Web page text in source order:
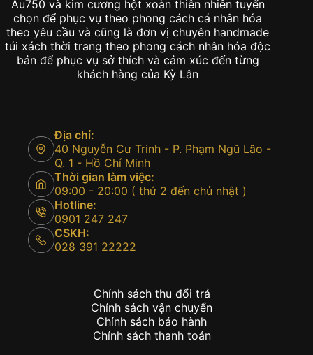
Au750 và kim cương hột xoàn thiên nhiên tuyển
chọn để phục vụ theo phong cách cá nhân hóa
theo yêu cầu và cũng là đơn vị chuyên handmade
túi xách thời trang theo phong cách nhân hóa độc
bản để phục vụ sở thích và cảm xúc đến từng
khách hàng của Kỳ Lân
Địa chỉ:
40 Nguyễn Cư Trinh - P. Phạm Ngũ Lão -
Q. 1 - Hồ Chí Minh
Thời gian làm việc:
09:00 - 20:00 ( thứ 2 đến chủ nhật )
Hotline:
0901 247 247
CSKH:
028 391 22222
Chính sách thu đổi trả
Chính sách vận chuyển
Chính sách bảo hành
Chính sách thanh toán